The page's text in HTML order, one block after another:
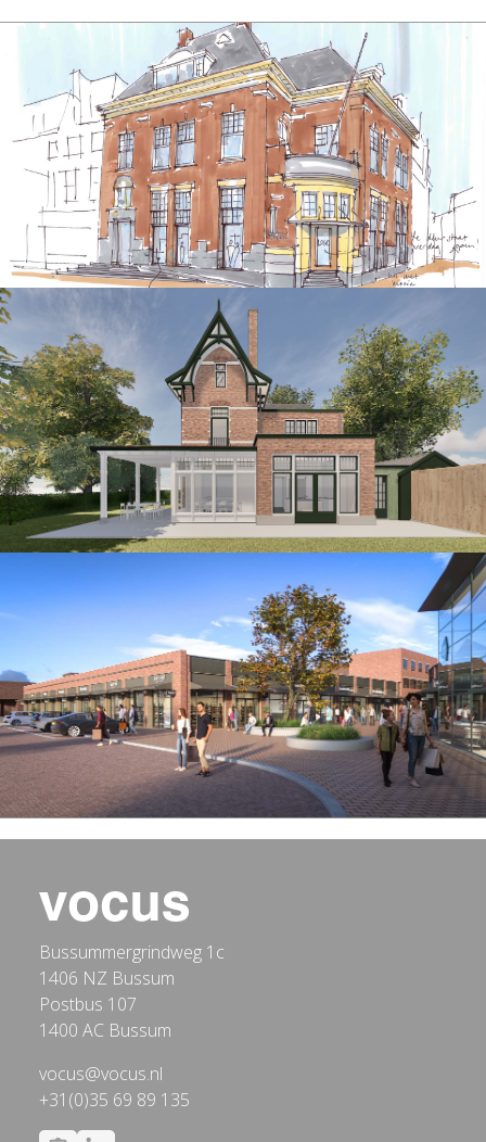
Bussummergrindweg 1c
1406 NZ Bussum
Postbus 107
1400 AC Bussum
vocus@vocus.nl
+31(0)35 69 89 135